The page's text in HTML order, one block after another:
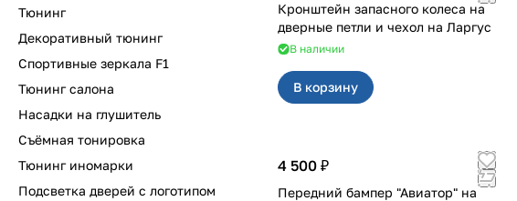
Кронштейн запасного колеса на
дверные петли и чехол на Ларгус
В наличии
В корзину
4 500 ₽
Передний бампер "Авиатор" на
Тюнинг
Декоративный тюнинг
Спортивные зеркала F1
Тюнинг салона
Насадки на глушитель
Съёмная тонировка
Тюнинг иномарки
Подсветка дверей с логотипом